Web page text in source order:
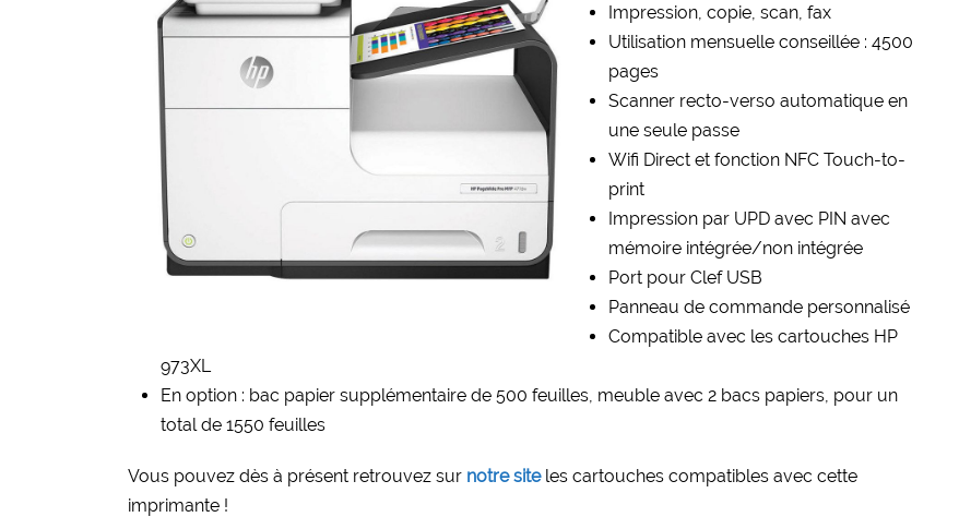
Impression, copie, scan, fax
Utilisation mensuelle conseillée : 4500
pages
Scanner recto-verso automatique en
une seule passe
Wifi Direct et fonction NFC Touch-to-
print
Impression par UPD avec PIN avec
mémoire intégrée/non intégrée
Port pour Clef USB
Panneau de commande personnalisé
Compatible avec les cartouches HP
973XL
En option : bac papier supplémentaire de 500 feuilles, meuble avec 2 bacs papiers, pour un
total de 1550 feuilles
Vous pouvez dès à présent retrouvez sur notre siteles cartouches compatibles avec cette
imprimante !